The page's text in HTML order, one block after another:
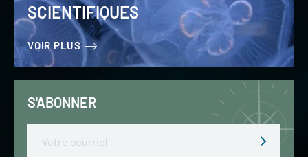
SCIENTIFIQUES
VOIR PLUS
S'ABONNER